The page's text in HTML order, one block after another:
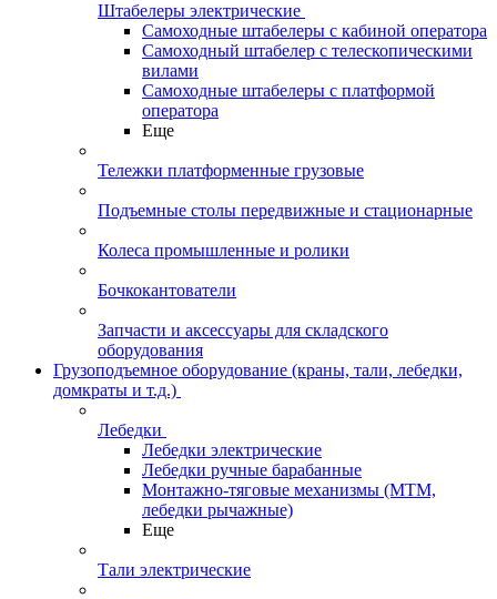
Штабелеры электрические
Самоходные штабелеры с кабиной оператора
Самоходный штабелер с телескопическими
вилами
Самоходные штабелеры с платформой
оператора
Еще
Тележки платформенные грузовые
Подъемные столы передвижные и стационарные
Колеса промышленные и ролики
Бочкокантователи
Запчасти и аксессуары для складского
оборудования
Грузоподъемное оборудование (краны, тали, лебедки,
домкраты и т.д.)
Лебедки
Лебедки электрические
Лебедки ручные барабанные
Монтажно-тяговые механизмы (МТМ,
лебедки рычажные)
Еще
Тали электрические